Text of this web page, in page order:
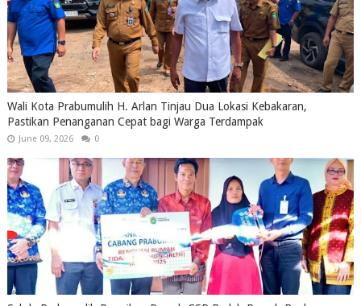
Wali Kota Prabumulih H. Arlan Tinjau Dua Lokasi Kebakaran,
Pastikan Penanganan Cepat bagi Warga Terdampak
June 09, 2026 0